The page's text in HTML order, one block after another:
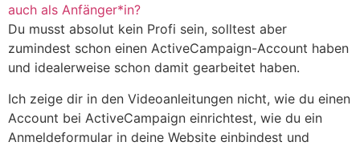
auch als Anfänger*in?
Du musst absolut kein Profi sein, solltest aber
zumindest schon einen ActiveCampaign-Account haben
und idealerweise schon damit gearbeitet haben.
Ich zeige dir in den Videoanleitungen nicht, wie du einen
Account bei ActiveCampaign einrichtest, wie du ein
Anmeldeformular in deine Website einbindest und